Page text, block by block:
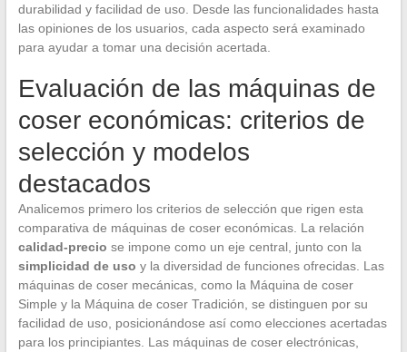
durabilidad y facilidad de uso. Desde las funcionalidades hasta
las opiniones de los usuarios, cada aspecto será examinado
para ayudar a tomar una decisión acertada.
Evaluación de las máquinas de
coser económicas: criterios de
selección y modelos
destacados
Analicemos primero los criterios de selección que rigen esta
comparativa de máquinas de coser económicas. La relación
calidad-precio se impone como un eje central, junto con la
simplicidad de uso y la diversidad de funciones ofrecidas. Las
máquinas de coser mecánicas, como la Máquina de coser
Simple y la Máquina de coser Tradición, se distinguen por su
facilidad de uso, posicionándose así como elecciones acertadas
para los principiantes. Las máquinas de coser electrónicas,